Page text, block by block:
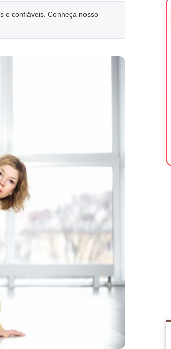
e confiáveis. Conheça nosso